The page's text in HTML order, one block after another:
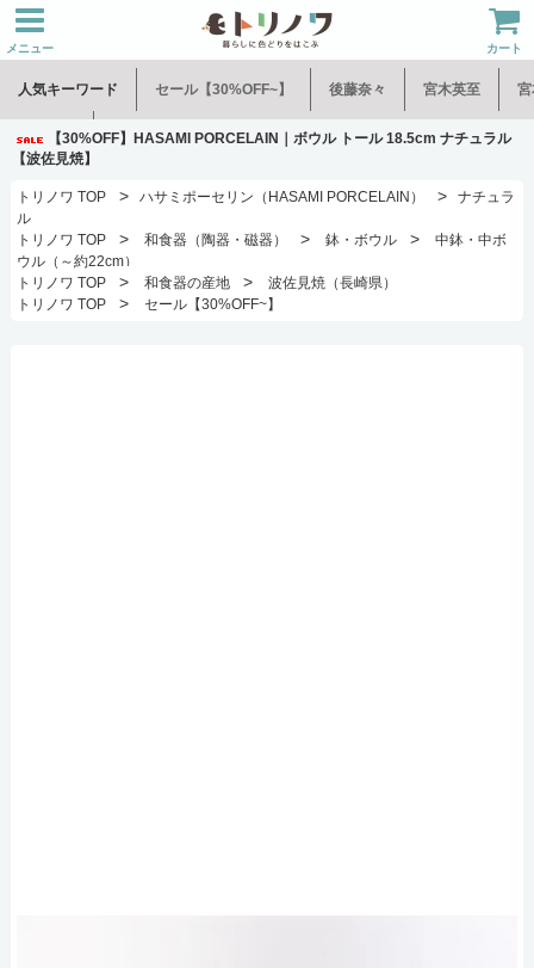
メニュー カート
人気キーワード セール【30%OFF~】 後藤奈々 宮木英至 宮
水谷和音 児玉修治
【30%OFF】HASAMI PORCELAIN｜ボウル トール 18.5cm ナチュラル
【波佐見焼】
トリノワ TOP > ハサミポーセリン（HASAMI PORCELAIN） >
ナチュラ
ル
トリノワ TOP
> 和食器（陶器・磁器） > 鉢・ボウル >
中鉢・中ボ
ウル（～約22cm）
トリノワ TOP
> 和食器の産地 >
波佐見焼（長崎県）
トリノワ TOP
> セール【30%OFF~】